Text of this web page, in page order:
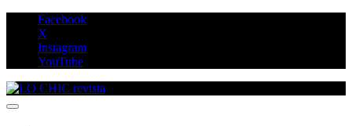
contenido
Facebook
X
Instagram
YouTube